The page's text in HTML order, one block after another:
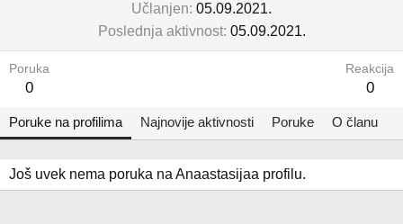
Učlanjen 05.09.2021.
Poslednja aktivnost 05.09.2021.
Poruka
0
Reakcija
0
Poruke na profilima Najnovije aktivnosti Poruke O članu
Još uvek nema poruka na Anaastasijaa profilu.